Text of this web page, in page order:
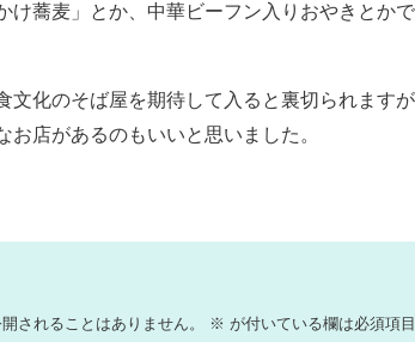
け蕎麦」とか、中華ビーフン入りおやきとか
文化のそば屋を期待して入ると裏切られます
店があるのもいいと思いました。
されることはありません。 ※ が付いている欄は必須項